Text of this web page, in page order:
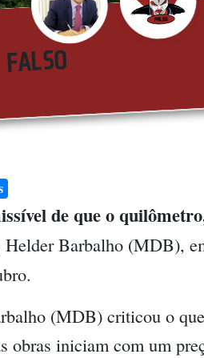
FALSO
de que o
Helder Barbalho (MDB),
(MDB) criticou o
obras iniciam com um